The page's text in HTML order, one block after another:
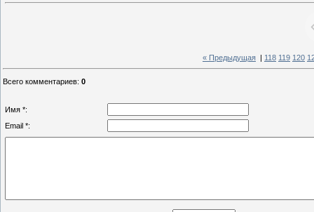
« Предыдущая 118 119 120
Всего комментариев: 0
Имя *:
Email *: